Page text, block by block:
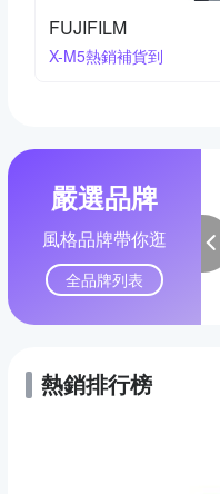
寶麗來印相機系列
買就送相紙
嚴選品牌
風格品牌帶你逛
全品牌列表
熱銷排行榜